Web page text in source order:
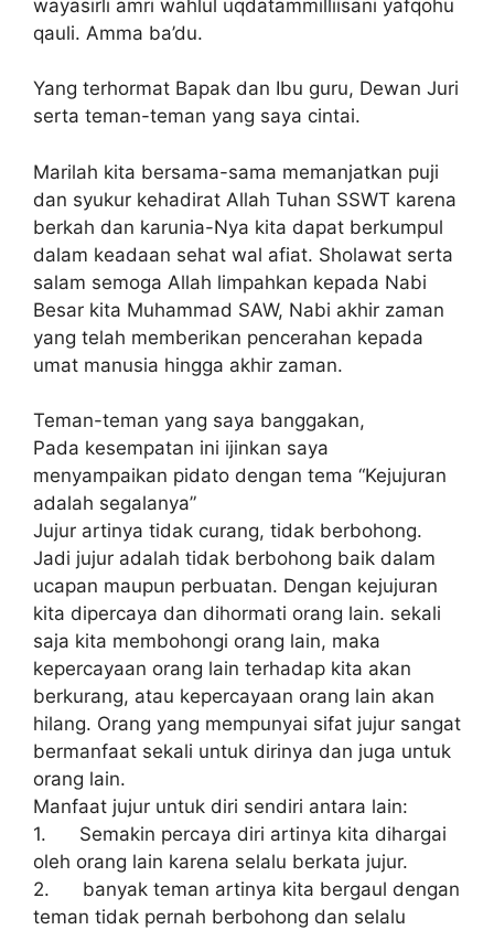
wayasirli amri wahlul uqdatammilliisani yafqohu
qauli. Amma ba’du.
Yang terhormat Bapak dan Ibu guru, Dewan Juri
serta teman-teman yang saya cintai.
Marilah kita bersama-sama memanjatkan puji
dan syukur kehadirat Allah Tuhan SSWT karena
berkah dan karunia-Nya kita dapat berkumpul
dalam keadaan sehat wal afiat. Sholawat serta
salam semoga Allah limpahkan kepada Nabi
Besar kita Muhammad SAW, Nabi akhir zaman
yang telah memberikan pencerahan kepada
umat manusia hingga akhir zaman.
Teman-teman yang saya banggakan,
Pada kesempatan ini ijinkan saya
menyampaikan pidato dengan tema “Kejujuran
adalah segalanya”
Jujur artinya tidak curang, tidak berbohong.
Jadi jujur adalah tidak berbohong baik dalam
ucapan maupun perbuatan. Dengan kejujuran
kita dipercaya dan dihormati orang lain. sekali
saja kita membohongi orang lain, maka
kepercayaan orang lain terhadap kita akan
berkurang, atau kepercayaan orang lain akan
hilang. Orang yang mempunyai sifat jujur sangat
bermanfaat sekali untuk dirinya dan juga untuk
orang lain.
Manfaat jujur untuk diri sendiri antara lain:
1. Semakin percaya diri artinya kita dihargai
oleh orang lain karena selalu berkata jujur.
2. banyak teman artinya kita bergaul dengan
teman tidak pernah berbohong dan selalu